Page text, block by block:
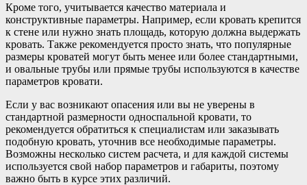
Кроме того, учитывается качество материала и
конструктивные параметры. Например, если кровать крепится
к стене или нужно знать площадь, которую должна выдержать
кровать. Также рекомендуется просто знать, что популярные
размеры кроватей могут быть менее или более стандартными,
и овальные трубы или прямые трубы используются в качестве
параметров кровати.
Если у вас возникают опасения или вы не уверены в
стандартной размерности односпальной кровати, то
рекомендуется обратиться к специалистам или заказывать
подобную кровать, уточнив все необходимые параметры.
Возможны несколько систем расчета, и для каждой системы
используется свой набор параметров и габариты, поэтому
важно быть в курсе этих различий.